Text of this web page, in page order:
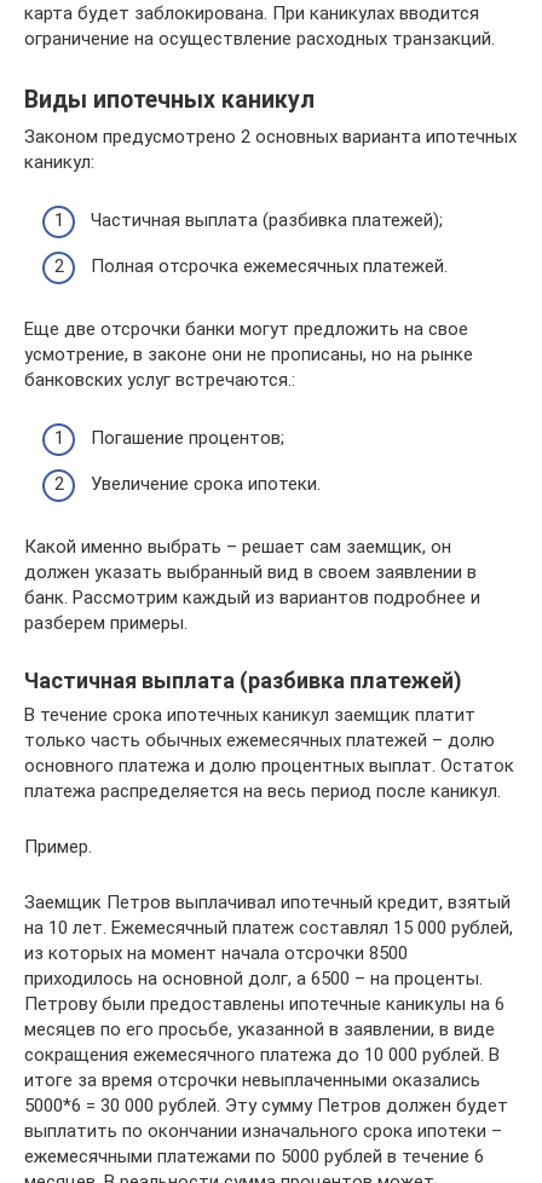
карта будет заблокирована. При каникулах вводится
ограничение на осуществление расходных транзакций.
Виды ипотечных каникул
Законом предусмотрено 2 основных варианта ипотечных
каникул:
Частичная выплата (разбивка платежей);
Полная отсрочка ежемесячных платежей.
Еще две отсрочки банки могут предложить на свое
усмотрение, в законе они не прописаны, но на рынке
банковских услуг встречаются.:
Погашение процентов;
Увеличение срока ипотеки.
Какой именно выбрать – решает сам заемщик, он
должен указать выбранный вид в своем заявлении в
банк. Рассмотрим каждый из вариантов подробнее и
разберем примеры.
Частичная выплата (разбивка платежей)
В течение срока ипотечных каникул заемщик платит
только часть обычных ежемесячных платежей – долю
основного платежа и долю процентных выплат. Остаток
платежа распределяется на весь период после каникул.
Пример.
Заемщик Петров выплачивал ипотечный кредит, взятый
на 10 лет. Ежемесячный платеж составлял 15 000 рублей,
из которых на момент начала отсрочки 8500
приходилось на основной долг, а 6500 – на проценты.
Петрову были предоставлены ипотечные каникулы на 6
месяцев по его просьбе, указанной в заявлении, в виде
сокращения ежемесячного платежа до 10 000 рублей. В
итоге за время отсрочки невыплаченными оказались
5000*6 = 30 000 рублей. Эту сумму Петров должен будет
выплатить по окончании изначального срока ипотеки –
ежемесячными платежами по 5000 рублей в течение 6